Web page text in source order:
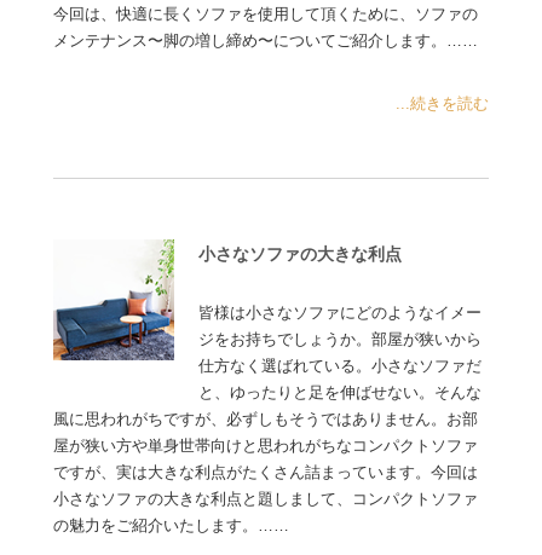
今回は、快適に長くソファを使用して頂くために、ソファの
メンテナンス〜脚の増し締め〜についてご紹介します。……
...続きを読む
小さなソファの大きな利点
皆様は小さなソファにどのようなイメー
ジをお持ちでしょうか。部屋が狭いから
仕方なく選ばれている。小さなソファだ
と、ゆったりと足を伸ばせない。そんな
風に思われがちですが、必ずしもそうではありません。お部
屋が狭い方や単身世帯向けと思われがちなコンパクトソファ
ですが、実は大きな利点がたくさん詰まっています。今回は
小さなソファの大きな利点と題しまして、コンパクトソファ
の魅力をご紹介いたします。……